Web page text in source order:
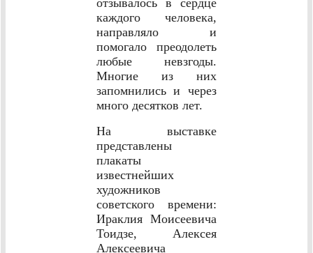
каждого человека,
направляло и
помогало преодолеть
любые невзгоды.
Многие из них
запомнились и через
много десятков лет.
На выставке
представлены
плакаты
известнейших
художников
советского времени:
Ираклия Моисеевича
Тоидзе, Алексея
Алексеевича